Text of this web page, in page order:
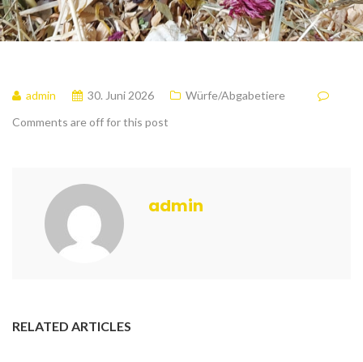
admin 30. Juni 2026
Würfe/Abgabetiere
Comments are off for this post
admin
RELATED ARTICLES